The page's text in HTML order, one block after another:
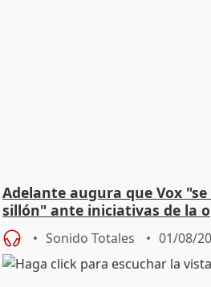
Adelante augura que Vox
sillón" ante iniciativas de la
Sonido Totales 01/08/